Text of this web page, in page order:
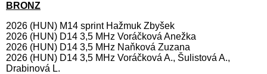
BRONZ
2026 (HUN) M14 sprint Hažmuk Zbyšek
2026 (HUN) D14 3,5 MHz Voráčková Anežka
2026 (HUN) D14 3,5 MHz Naňková Zuzana
2026 (HUN) D14 3,5 MHz Voráčková A., Šulistová A.,
Drabinová L.